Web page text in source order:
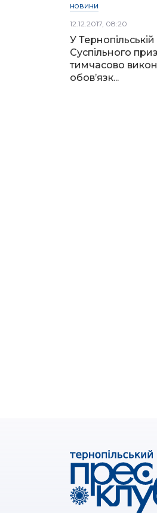
НОВИНИ
12.12.2017, 08:20
У Тернопільській
Суспільного
тимчасово
обов’язк...